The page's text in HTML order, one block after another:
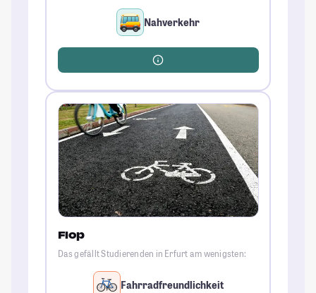
Nahverkehr
Flop
Das gefällt Studierenden in Erfurt am wenigsten:
Fahrradfreundlichkeit